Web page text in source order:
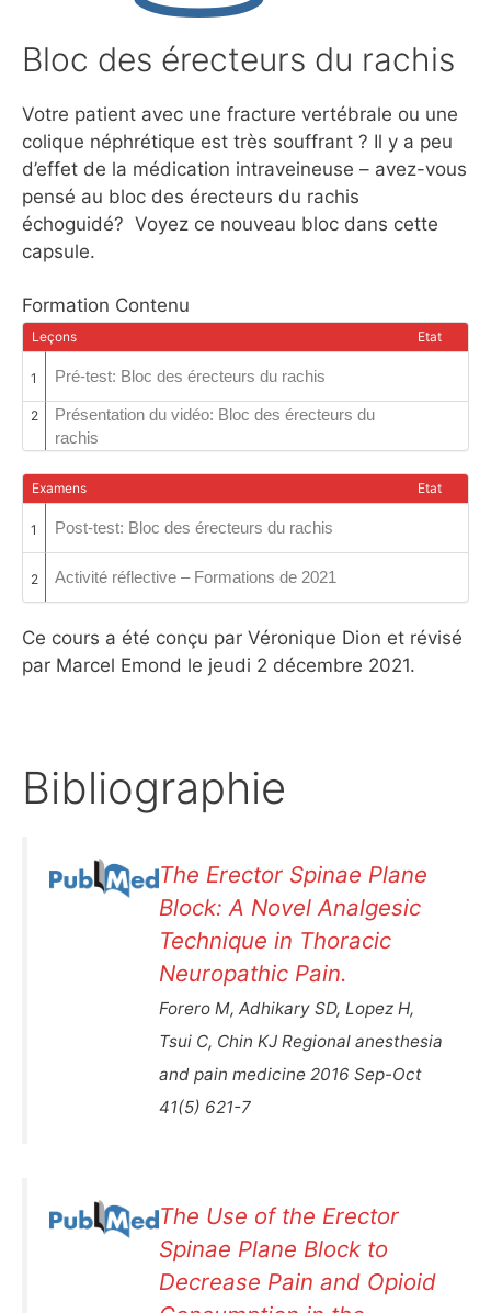
Bloc des érecteurs du rachis
Votre patient avec une fracture vertébrale ou une
colique néphrétique est très souffrant ? Il y a peu
d’effet de la médication intraveineuse – avez-vous
pensé au bloc des érecteurs du rachis
échoguidé? Voyez ce nouveau bloc dans cette
capsule.
Formation Contenu
Leçons Etat
1 Pré-test: Bloc des érecteurs du rachis
2
Présentation du vidéo: Bloc des érecteurs du
rachis
Examens Etat
1 Post-test: Bloc des érecteurs du rachis
2 Activité réflective – Formations de 2021
Ce cours a été conçu par Véronique Dion et révisé
par Marcel Emond le jeudi 2 décembre 2021.
Bibliographie
The Erector Spinae Plane
Block: A Novel Analgesic
Technique in Thoracic
Neuropathic Pain.
Forero M, Adhikary SD, Lopez H,
Tsui C, Chin KJ Regional anesthesia
and pain medicine 2016 Sep-Oct
41(5) 621-7
The Use of the Erector
Spinae Plane Block to
Decrease Pain and Opioid